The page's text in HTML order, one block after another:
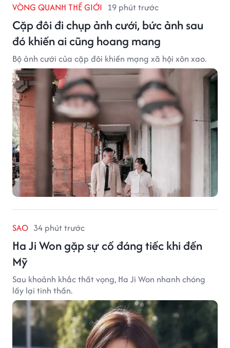
VÒNG QUANH THẾ GIỚI 19 phút trước
Cặp đôi đi chụp ảnh cưới, bức ảnh sau
đó khiến ai cũng hoang mang
Bộ ảnh cưới của cặp đôi khiến mạng xã hội xôn xao.
SAO 34 phút trước
Ha Ji Won gặp sự cố đáng tiếc khi đến
Mỹ
Sau khoảnh khắc thất vọng, Ha Ji Won nhanh chóng
lấy lại tinh thần.